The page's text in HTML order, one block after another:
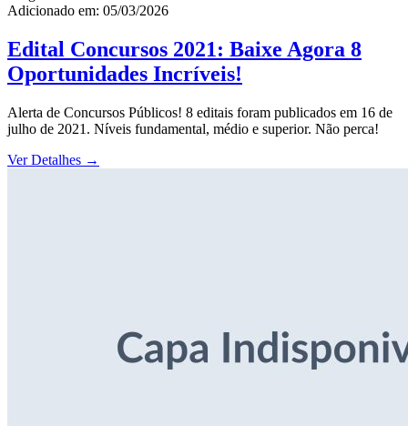
Adicionado em: 05/03/2026
Edital Concursos 2021: Baixe Agora 8
Oportunidades Incríveis!
Alerta de Concursos Públicos! 8 editais foram publicados em 16 de
julho de 2021. Níveis fundamental, médio e superior. Não perca!
Ver Detalhes →